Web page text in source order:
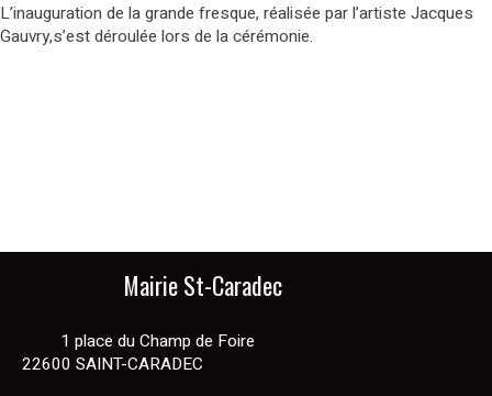
L’inauguration de la grande fresque, réalisée par l’artiste Jacques
Gauvry,s’est déroulée lors de la cérémonie.
Mairie St-Caradec
1 place du Champ de Foire
22600 SAINT-CARADEC